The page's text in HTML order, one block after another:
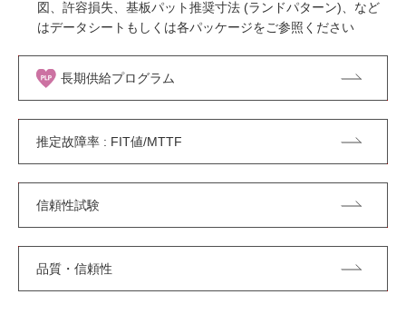
図、許容損失、基板パット推奨寸法 (ランドパターン)、など
はデータシートもしくは各パッケージをご参照ください
長期供給プログラム
推定故障率 : FIT値/MTTF
信頼性試験
品質・信頼性